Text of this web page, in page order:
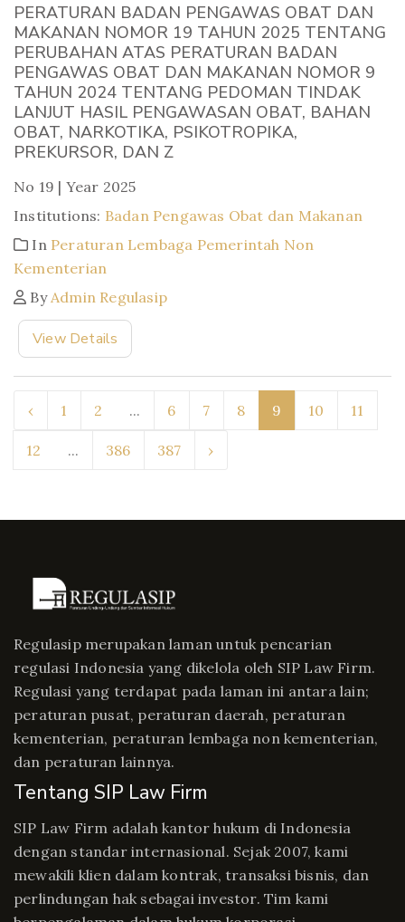
PERATURAN BADAN PENGAWAS OBAT DAN
MAKANAN NOMOR 19 TAHUN 2025 TENTANG
PERUBAHAN ATAS PERATURAN BADAN
PENGAWAS OBAT DAN MAKANAN NOMOR 9
TAHUN 2024 TENTANG PEDOMAN TINDAK
LANJUT HASIL PENGAWASAN OBAT, BAHAN
OBAT, NARKOTIKA, PSIKOTROPIKA,
PREKURSOR, DAN Z
No 19 | Year 2025
Institutions: Badan Pengawas Obat dan Makanan
In Peraturan Lembaga Pemerintah Non
Kementerian
By Admin Regulasip
View Details
‹ 1 2 ... 6 7 8 9 10 11
12 ... 386 387 ›
Regulasip merupakan laman untuk pencarian
regulasi Indonesia yang dikelola oleh SIP Law Firm.
Regulasi yang terdapat pada laman ini antara lain;
peraturan pusat, peraturan daerah, peraturan
kementerian, peraturan lembaga non kementerian,
dan peraturan lainnya.
Tentang SIP Law Firm
SIP Law Firm adalah kantor hukum di Indonesia
dengan standar internasional. Sejak 2007, kami
mewakili klien dalam kontrak, transaksi bisnis, dan
perlindungan hak sebagai investor. Tim kami